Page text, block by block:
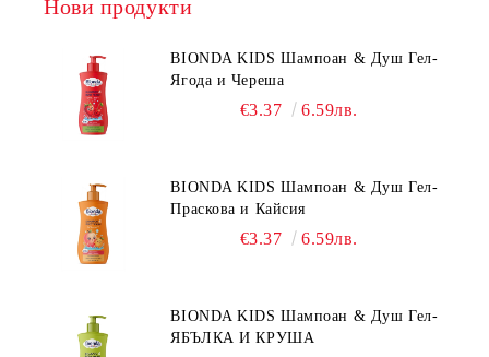
Нови продукти
BIONDA KIDS Шампоан & Душ Гел-
Ягода и Череша
€3.37 6.59лв.
BIONDA KIDS Шампоан & Душ Гел-
Праскова и Кайсия
€3.37 6.59лв.
BIONDA KIDS Шампоан & Душ Гел-
ЯБЪЛКА И КРУША